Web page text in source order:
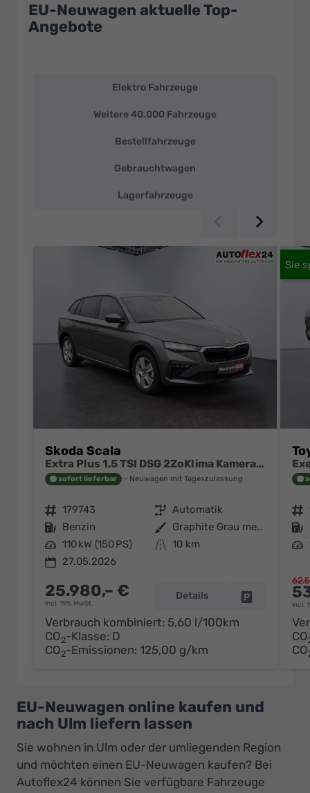
EU-Neuwagen aktuelle Top-
Angebote
Neuwagen
Elektro Fahrzeuge
Weitere 40.000 Fahrzeuge
Bestellfahrzeuge
Gebrauchtwagen
Lagerfahrzeuge
Zurück
Skoda Scala
Extra Plus 1,5 TSI DSG 2ZoKlima Kamera 2 x PDC Sitzheizung 5j Garantie Dig Cockpit
sofort lieferbar Neuwagen mit Tageszulassung
Fahrzeugnr. 179743 Getriebe Automatik
Kraftstoff Benzin Außenfarbe
Graphite Grau metallic
Leistung 110 kW (150 PS) Kilometerstand 10 km
27.05.2026
25.980,– €
incl. 19% MwSt.
Details Fahrzeug
Verbrauch kombiniert: 5,60 l/100km
CO2-Klasse: D
CO2-Emissionen: 125,00 g/km
Fahrzeugnr.
Kraftstoff
Leistung
incl.
CO
CO
EU-Neuwagen online kaufen und
nach Ulm liefern lassen
Sie wohnen in Ulm oder der umliegenden Region
und möchten einen EU-Neuwagen kaufen? Bei
Autoflex24 können Sie verfügbare Fahrzeuge